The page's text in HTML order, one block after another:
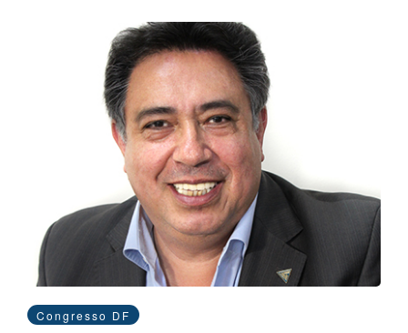
Congresso DF